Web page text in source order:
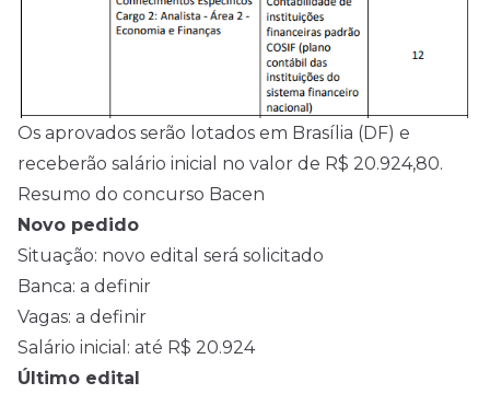
Os aprovados serão lotados em Brasília (DF) e
receberão salário inicial no valor de R$ 20.924,80.
Resumo do concurso Bacen
Novo pedido
Situação: novo edital será solicitado
Banca: a definir
Vagas: a definir
Salário inicial: até R$ 20.924
Último edital